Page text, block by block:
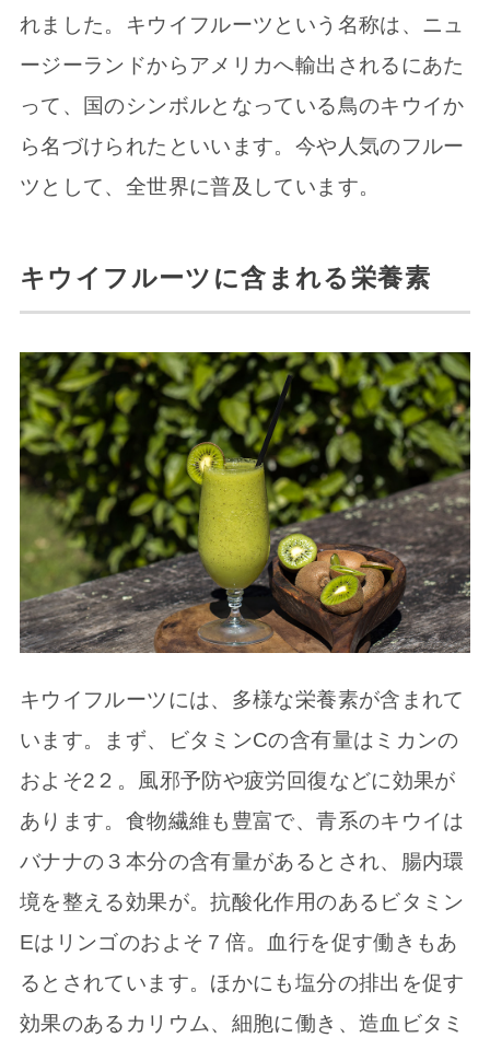
れました。キウイフルーツという名称は、ニュ
ージーランドからアメリカへ輸出されるにあた
って、国のシンボルとなっている鳥のキウイか
ら名づけられたといいます。今や人気のフルー
ツとして、全世界に普及しています。
キウイフルーツに含まれる栄養素
キウイフルーツには、多様な栄養素が含まれて
います。まず、ビタミンCの含有量はミカンの
およそ2２。風邪予防や疲労回復などに効果が
あります。食物繊維も豊富で、青系のキウイは
バナナの３本分の含有量があるとされ、腸内環
境を整える効果が。抗酸化作用のあるビタミン
Eはリンゴのおよそ７倍。血行を促す働きもあ
るとされています。ほかにも塩分の排出を促す
効果のあるカリウム、細胞に働き、造血ビタミ